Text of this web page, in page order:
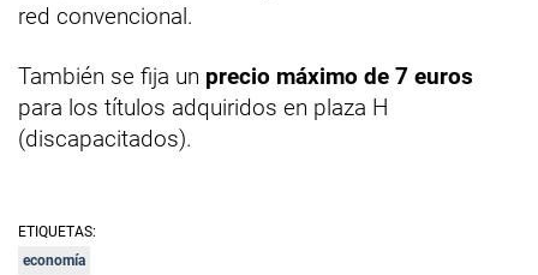
red convencional.
También se fija un precio máximo de 7 euros
para los títulos adquiridos en plaza H
(discapacitados).
ETIQUETAS:
economía